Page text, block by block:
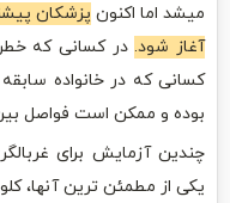
میشد اما اکنون
آغاز شود. در کسانی که
کسانی که در خانواده
بوده و ممکن است فواصل
چندین آزمایش برای
یکی از مطمئن ترین آنها،